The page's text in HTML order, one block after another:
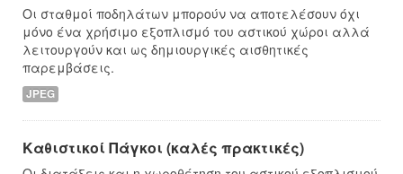
Οι σταθμοί ποδηλάτων μπορούν να αποτελέσουν όχι
μόνο ένα χρήσιμο εξοπλισμό του αστικού χώροι αλλά
λειτουργούν και ως δημιουργικές αισθητικές
παρεμβάσεις.
JPEG
Καθιστικοί Πάγκοι (καλές πρακτικές)